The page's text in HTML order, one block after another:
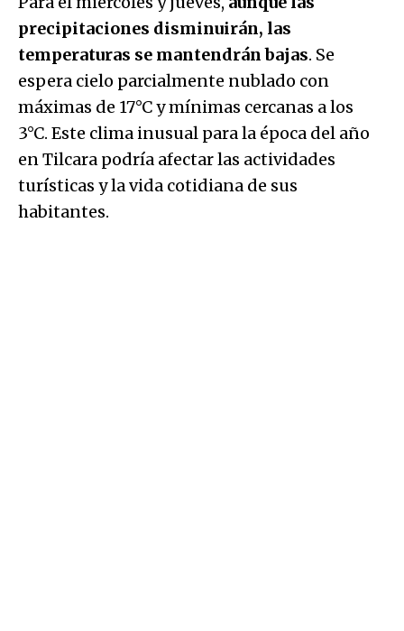
precipitaciones disminuirán, las
temperaturas se mantendrán bajas. Se
espera cielo parcialmente nublado con
máximas de 17°C y mínimas cercanas a los
3°C. Este clima inusual para la época del año
en Tilcara podría afectar las actividades
turísticas y la vida cotidiana de sus
habitantes.